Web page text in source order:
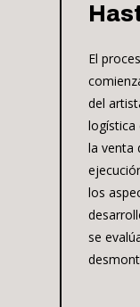
El
del
logística
la venta
los
se